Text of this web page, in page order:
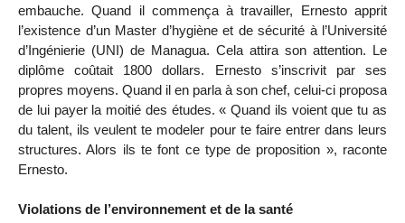
embauche. Quand il commença à travailler, Ernesto apprit
l’existence d’un Master d’hygiène et de sécurité à l’Université
d’Ingénierie (UNI) de Managua. Cela attira son attention. Le
diplôme coûtait 1800 dollars. Ernesto s’inscrivit par ses
propres moyens. Quand il en parla à son chef, celui-ci proposa
de lui payer la moitié des études. « Quand ils voient que tu as
du talent, ils veulent te modeler pour te faire entrer dans leurs
structures. Alors ils te font ce type de proposition », raconte
Ernesto.
Violations de l’environnement et de la santé